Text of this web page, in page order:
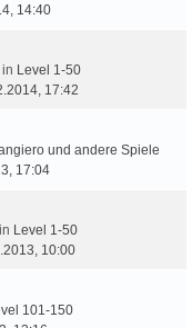
14:40
Level 1-50
17:42
und andere Spiele
17:04
Level 1-50
10:00
101-150